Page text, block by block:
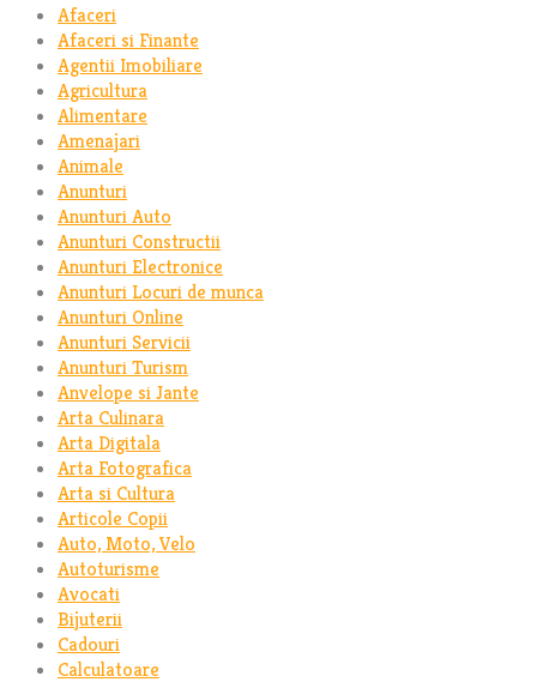
Afaceri
Afaceri si Finante
Agentii Imobiliare
Agricultura
Alimentare
Amenajari
Animale
Anunturi
Anunturi Auto
Anunturi Constructii
Anunturi Electronice
Anunturi Locuri de munca
Anunturi Online
Anunturi Servicii
Anunturi Turism
Anvelope si Jante
Arta Culinara
Arta Digitala
Arta Fotografica
Arta si Cultura
Articole Copii
Auto, Moto, Velo
Autoturisme
Avocati
Bijuterii
Cadouri
Calculatoare